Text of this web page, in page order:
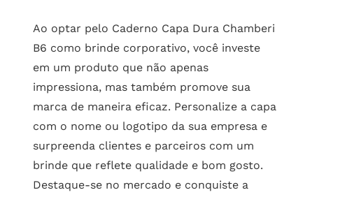
Ao optar pelo Caderno Capa Dura Chamberi
B6 como brinde corporativo, você investe
em um produto que não apenas
impressiona, mas também promove sua
marca de maneira eficaz. Personalize a capa
com o nome ou logotipo da sua empresa e
surpreenda clientes e parceiros com um
brinde que reflete qualidade e bom gosto.
Destaque-se no mercado e conquiste a